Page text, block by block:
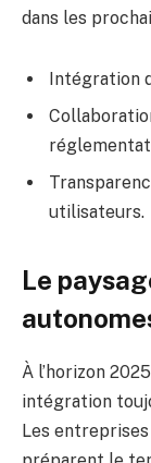
dans les
Intégration
utilisateurs.
Le
À l’horizon
intégration
Les